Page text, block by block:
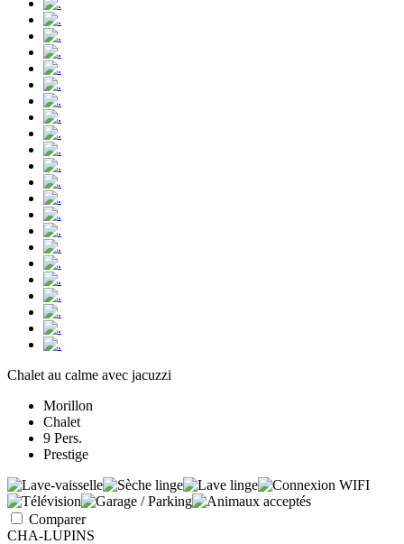
Chalet au calme avec jacuzzi
Morillon
Chalet
9 Pers.
Prestige
Comparer
CHA-LUPINS